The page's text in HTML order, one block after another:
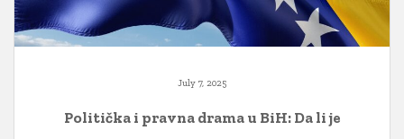
July 7, 2025
Politička i pravna drama u BiH: Da li je